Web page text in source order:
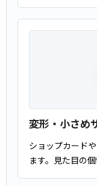
変形・小さめ
ショップカード
ます。見た目の